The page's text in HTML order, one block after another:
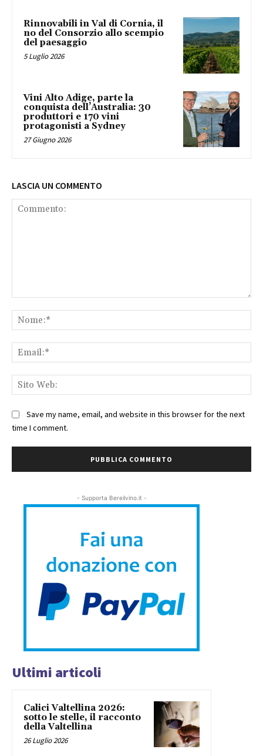
Rinnovabili in Val di Cornia, il
no del Consorzio allo scempio
del paesaggio
5 Luglio 2026
Vini Alto Adige, parte la
conquista dell’Australia: 30
produttori e 170 vini
protagonisti a Sydney
27 Giugno 2026
LASCIA UN COMMENTO
Save my name, email, and website in this browser for the next
time I comment.
- Supporta Bereilvino.it -
Ultimi articoli
Calici Valtellina 2026:
sotto le stelle, il racconto
della Valtellina
26 Luglio 2026